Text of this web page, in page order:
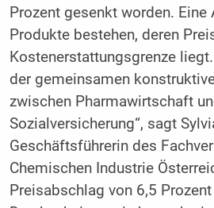
Prozent gesenkt worden.
Produkte bestehen, deren
Kostenerstattungsgrenze
der gemeinsamen
zwischen Pharmawirtschaft
Sozialversicherung“, sagt
Geschäftsführerin des
Chemischen Industrie
Preisabschlag von 6,5 Prozent